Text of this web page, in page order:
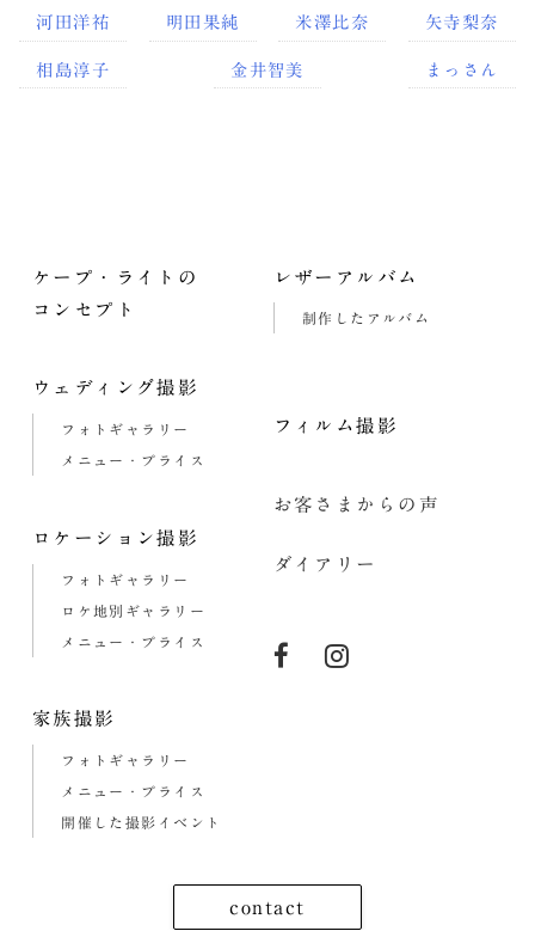
河田洋祐 明田果純 米澤比奈 矢寺梨奈
相島淳子 金井智美 まっさん
ケープ・ライトの
コンセプト
ウェディング撮影
フォトギャラリー
メニュー・プライス
ロケーション撮影
フォトギャラリー
ロケ地別ギャラリー
メニュー・プライス
家族撮影
フォトギャラリー
メニュー・プライス
開催した撮影イベント
レザーアルバム
制作したアルバム
フィルム撮影
お客さまからの声
ダイアリー
contact